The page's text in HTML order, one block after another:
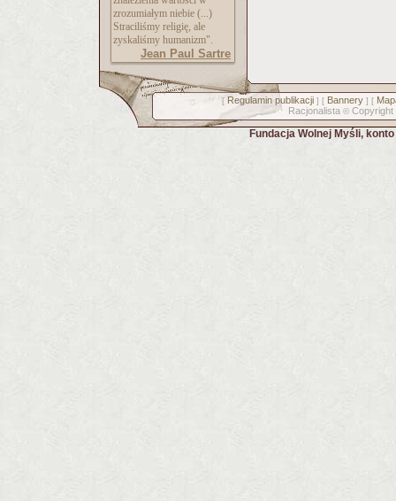
zrozumiałym niebie (...)
Straciliśmy religię, ale
zyskaliśmy humanizm".
Jean Paul Sartre
[ Regulamin publikacji] [ Bannery] [
Racjonalista © Copyright
Fundacja Wolnej Myśli,